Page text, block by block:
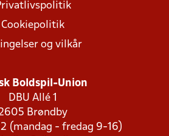
Cookiepolitik
og vilkår
Boldspil-Union
DBU Allé 1
Brøndby
(mandag - fredag 9-16)